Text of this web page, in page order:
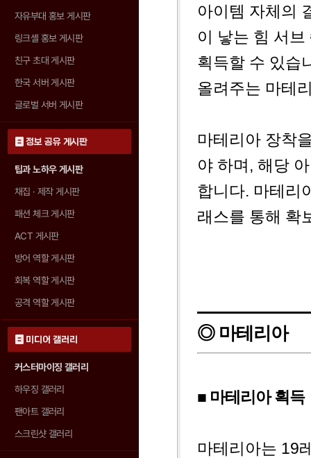
자유부대 홍보 게시판
링크셸 홍보 게시판
친구 초대 게시판
한국 서버 게시판
글로벌 서버 게시판
정보 공유 게시판
팁과 노하우 게시판
채집 · 제작 게시판
패션 체크 게시판
ACT 게시판
방어 역할 게시판
회복 역할 게시판
공격 역할 게시판
미디어 갤러리
커스터마이징 갤러리
하우징 갤러리
팬아트 갤러리
스크린샷 갤러리
아이템 자체의
이 낳는 힘 서
획득할 수 있습
올려주는 마테
마테리아 장착
야 하며, 해당
합니다. 마테리
래스를 통해 확
◎ 마테리아
■ 마테리아 획득
마테리아는 19